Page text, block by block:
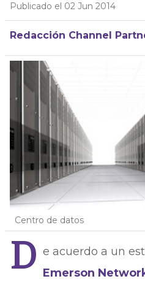
Publicado el 02 Jun 2014
Redacción Channel
Centro de datos
D e acuerdo a un
Emerson